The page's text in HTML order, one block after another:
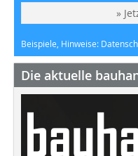
»
Beispiele, Hinweise:
Die aktuelle